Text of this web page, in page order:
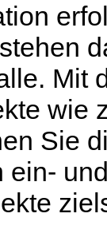
Mit
wie
Sie
ein-